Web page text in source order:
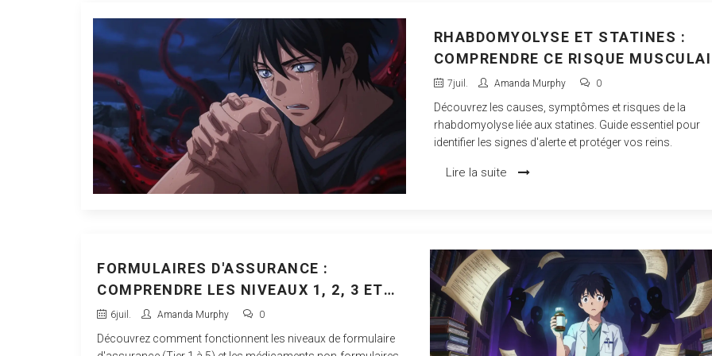
RHABDOMYOLYSE ET STATINES :
COMPRENDRE CE RISQUE
RARE MAIS GRAVE
7juil. Amanda Murphy 0
Découvrez les causes, symptômes et risques de la
rhabdomyolyse liée aux statines. Guide essentiel pour
identifier les signes d'alerte et protéger vos reins.
Lire la suite
FORMULAIRES D'ASSURANCE :
COMPRENDRE LES NIVEAUX 1, 2, 3 ET
NON-FORMULAIRE
6juil. Amanda Murphy 0
Découvrez comment fonctionnent les niveaux de formulaire